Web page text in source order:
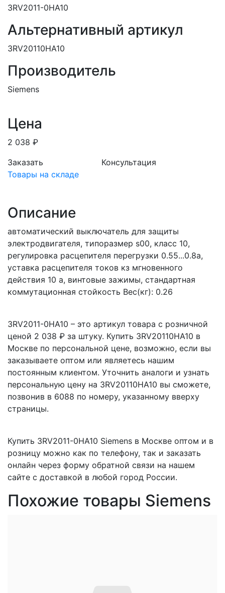
3RV2011-0HA10
Альтернативный артикул
3RV20110HA10
Производитель
Siemens
Цена
2 038 ₽
Заказать
Консультация
Товары на складе
Описание
автоматический выключатель для защиты
электродвигателя, типоразмер s00, класс 10,
регулировка расцепителя перегрузки 0.55...0.8a,
уставка расцепителя токов кз мгновенного
действия 10 a, винтовые зажимы, стандартная
коммутационная стойкость Вес(кг): 0.26
3RV2011-0HA10 – это артикул товара с розничной
ценой 2 038 ₽ за штуку. Купить 3RV20110HA10 в
Москве по персональной цене, возможно, если вы
заказываете оптом или являетесь нашим
постоянным клиентом. Уточнить аналоги и узнать
персональную цену на 3RV20110HA10 вы сможете,
позвонив в 6088 по номеру, указанному вверху
страницы.
Купить 3RV2011-0HA10 Siemens в Москве оптом и в
розницу можно как по телефону, так и заказать
онлайн через форму обратной связи на нашем
сайте с доставкой в любой город России.
Похожие товары Siemens